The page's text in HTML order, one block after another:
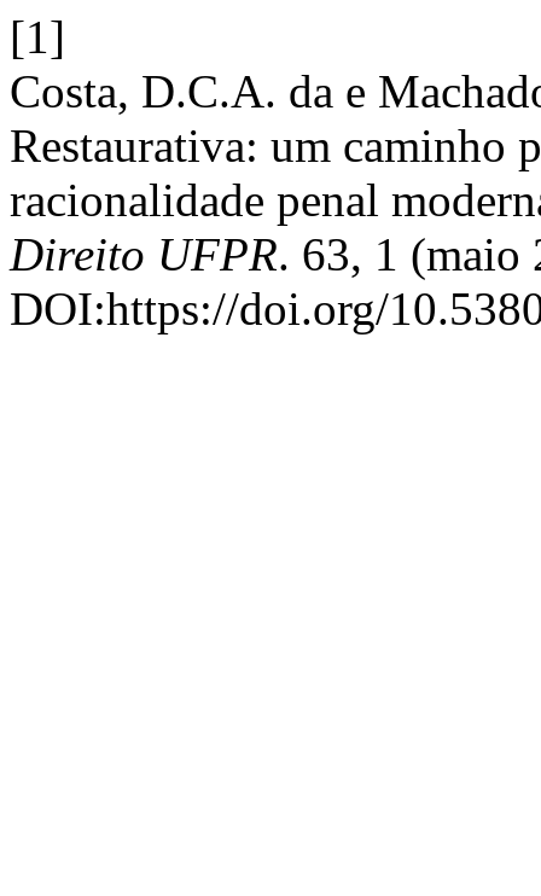
[1]
Costa, D.C.A. da e
Restaurativa: um caminho
racionalidade penal
Direito UFPR. 63, 1 (maio
DOI:https://doi.org/